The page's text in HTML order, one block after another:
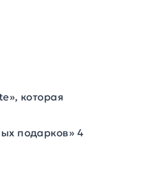
», которая
подарков» 4